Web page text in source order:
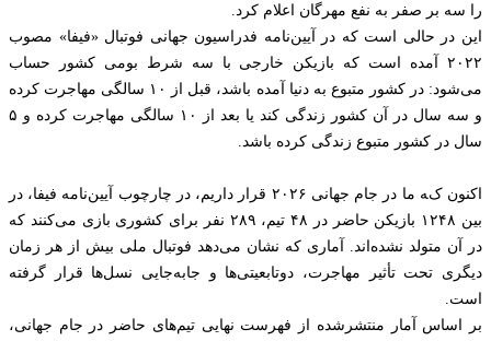
را سه بر صفر به نفع مهرگان اعلام کرد.
این در حالی است که در آیین‌نامه فدراسیون جهانی فوتبال «فیفا» مصوب
۲۰۲۲ آمده است که بازیکن خارجی با سه شرط بومی کشور حساب
می‌شود: در کشور متبوع به دنیا آمده باشد، قبل از ۱۰ سالگی مهاجرت کرده
و سه سال در آن کشور زندگی کند یا بعد از ۱۰ سالگی مهاجرت کرده و ۵
سال در کشور متبوع زندگی کرده باشد.
اکنون که ما در جام جهانی ۲۰۲۶ قرار داریم، در چارچوب آیین‌نامه فیفا، در
بین ۱۲۴۸ بازیکن حاضر در ۴۸ تیم، ۲۸۹ نفر برای کشوری بازی می‌کنند که
در آن متولد نشده‌اند. آماری که نشان می‌دهد فوتبال ملی بیش از هر زمان
دیگری تحت تأثیر مهاجرت، دوتابعیتی‌ها و جابه‌جایی نسل‌ها قرار گرفته
است.
بر اساس آمار منتشرشده از فهرست نهایی تیم‌های حاضر در جام جهانی،